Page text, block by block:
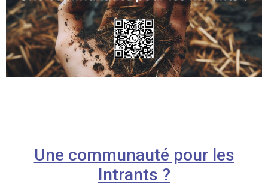
Une communauté pour les
Intrants ?